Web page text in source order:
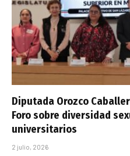
Diputada Orozco
Foro sobre diversidad
universitarios
2 julio, 2026